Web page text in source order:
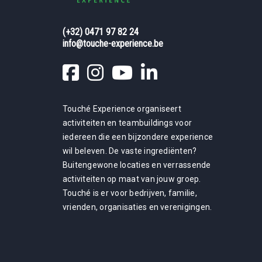
(+32) 0471 97 82 24
info@touche-experience.be
Touché Experience organiseert
activiteiten en teambuildings voor
iedereen die een bijzondere experience
wil beleven. De vaste ingrediënten?
Buitengewone locaties en verrassende
activiteiten op maat van jouw groep.
Touché is er voor bedrijven, familie,
vrienden, organisaties en verenigingen.